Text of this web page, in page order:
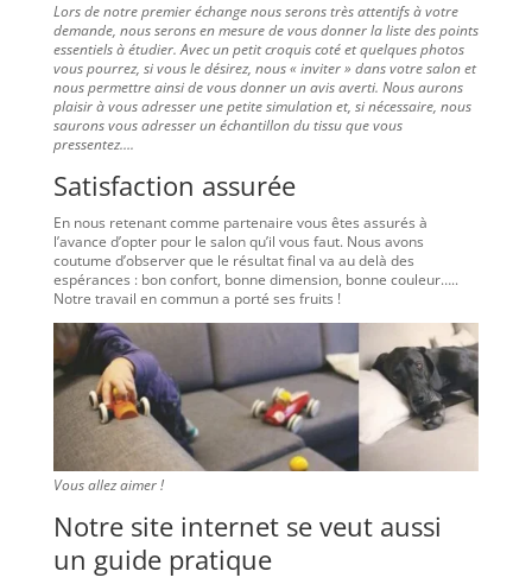
Lors de notre premier échange nous serons très attentifs à votre
demande, nous serons en mesure de vous donner la liste des points
essentiels à étudier. Avec un petit croquis coté et quelques photos
vous pourrez, si vous le désirez, nous « inviter » dans votre salon et
nous permettre ainsi de vous donner un avis averti. Nous aurons
plaisir à vous adresser une petite simulation et, si nécessaire, nous
saurons vous adresser un échantillon du tissu que vous
pressentez….
Satisfaction assurée
En nous retenant comme partenaire vous êtes assurés à
l’avance d’opter pour le salon qu’il vous faut. Nous avons
coutume d’observer que le résultat final va au delà des
espérances : bon confort, bonne dimension, bonne couleur…..
Notre travail en commun a porté ses fruits !
Vous allez aimer !
Notre site internet se veut aussi
un guide pratique